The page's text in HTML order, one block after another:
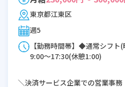
東京都江東区
週5
【勤務時間帯】◆通常シフト
9:00〜17:30(休憩1:00)
※残業：0〜10時間程度/月
＼決済サービス企業での営業事